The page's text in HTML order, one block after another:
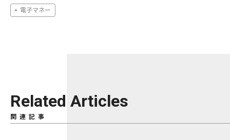
電子マネー
Related Articles
関連記事